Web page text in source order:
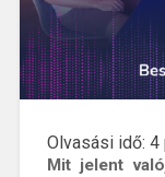
Olvasási idő: 4
Mit jelent